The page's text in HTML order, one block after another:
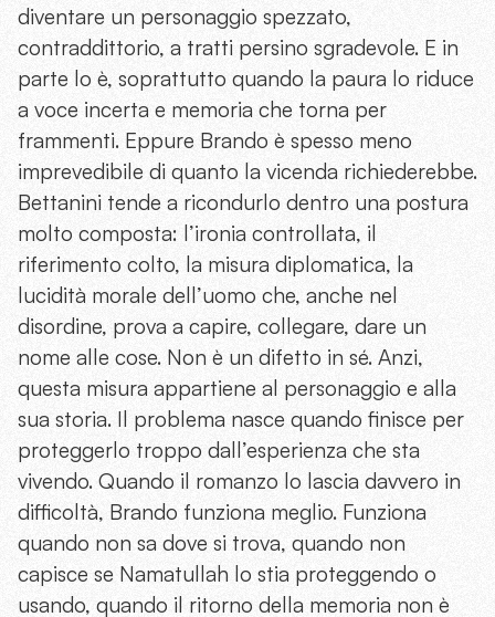
diventare un personaggio spezzato,
contraddittorio, a tratti persino sgradevole. E in
parte lo è, soprattutto quando la paura lo riduce
a voce incerta e memoria che torna per
frammenti. Eppure Brando è spesso meno
imprevedibile di quanto la vicenda richiederebbe.
Bettanini tende a ricondurlo dentro una postura
molto composta: l’ironia controllata, il
riferimento colto, la misura diplomatica, la
lucidità morale dell’uomo che, anche nel
disordine, prova a capire, collegare, dare un
nome alle cose. Non è un difetto in sé. Anzi,
questa misura appartiene al personaggio e alla
sua storia. Il problema nasce quando finisce per
proteggerlo troppo dall’esperienza che sta
vivendo. Quando il romanzo lo lascia davvero in
difficoltà, Brando funziona meglio. Funziona
quando non sa dove si trova, quando non
capisce se Namatullah lo stia proteggendo o
usando, quando il ritorno della memoria non è